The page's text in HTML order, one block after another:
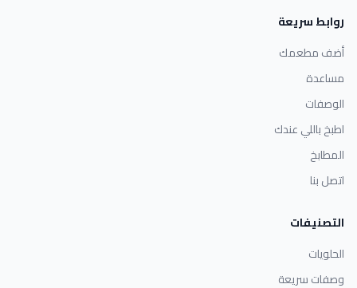
روابط سريعة
أضف مطعمك
مساعدة
الوصفات
اطبخ باللي عندك
المطابخ
اتصل بنا
التصنيفات
الحلويات
وصفات سريعة